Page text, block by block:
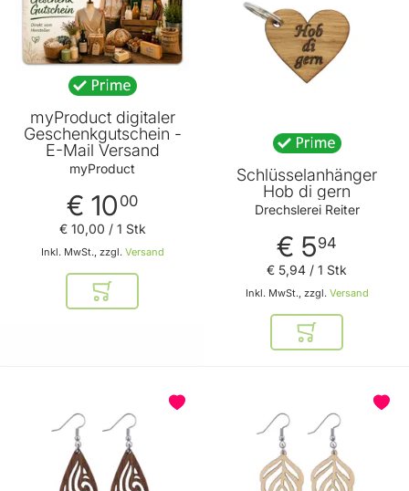
myProduct digitaler
Geschenkgutschein -
E-Mail Versand
myProduct
€ 10 00
Inkl. MwSt., zzgl. Versand
€ 10,00 / 1 Stk
In den Warenkorb
Schlüsselanhänger
Hob di gern
Drechslerei Reiter
€ 594
Inkl. MwSt., zzgl. Versand
€ 5,94 / 1 Stk
In den